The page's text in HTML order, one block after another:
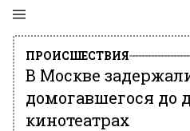
ПРОИСШЕСТВИЯ
В Москве
домогавшегося до
кинотеатрах